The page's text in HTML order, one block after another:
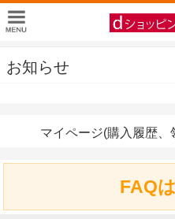
お知らせ
マイページ(購入履歴、
FAQ